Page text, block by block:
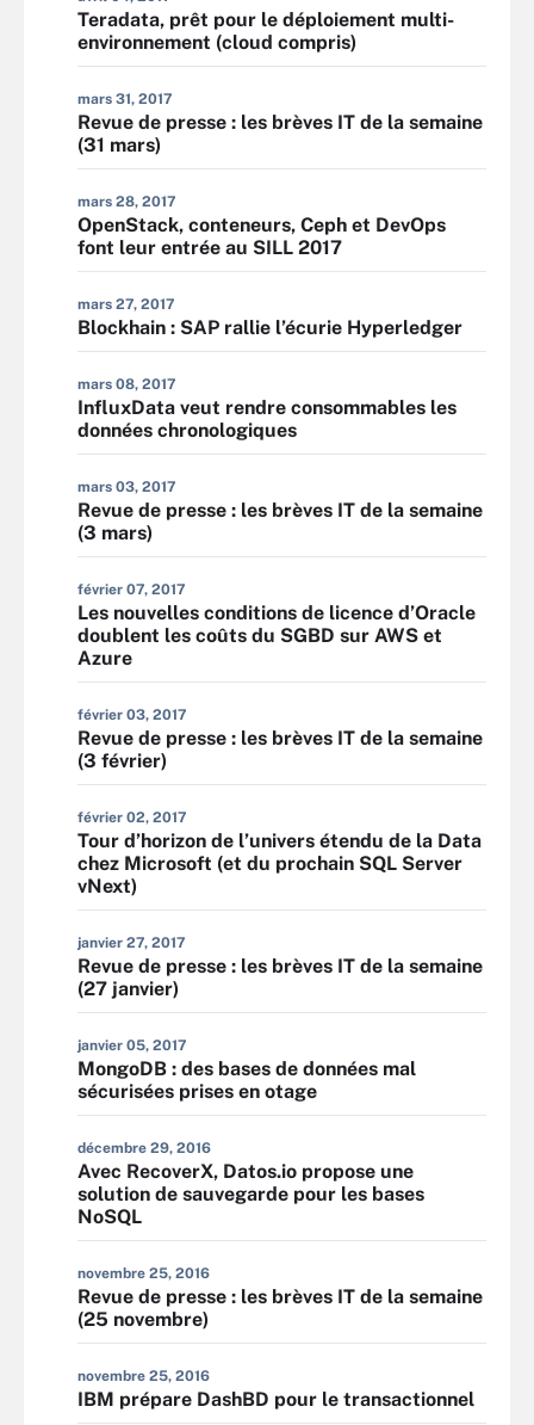
Teradata, prêt pour le déploiement multi-
environnement (cloud compris)
mars 31, 2017
Revue de presse : les brèves IT de la semaine
(31 mars)
mars 28, 2017
OpenStack, conteneurs, Ceph et DevOps
font leur entrée au SILL 2017
mars 27, 2017
Blockhain : SAP rallie l’écurie Hyperledger
mars 08, 2017
InfluxData veut rendre consommables les
données chronologiques
mars 03, 2017
Revue de presse : les brèves IT de la semaine
(3 mars)
février 07, 2017
Les nouvelles conditions de licence d’Oracle
doublent les coûts du SGBD sur AWS et
Azure
février 03, 2017
Revue de presse : les brèves IT de la semaine
(3 février)
février 02, 2017
Tour d’horizon de l’univers étendu de la Data
chez Microsoft (et du prochain SQL Server
vNext)
janvier 27, 2017
Revue de presse : les brèves IT de la semaine
(27 janvier)
janvier 05, 2017
MongoDB : des bases de données mal
sécurisées prises en otage
décembre 29, 2016
Avec RecoverX, Datos.io propose une
solution de sauvegarde pour les bases
NoSQL
novembre 25, 2016
Revue de presse : les brèves IT de la semaine
(25 novembre)
novembre 25, 2016
IBM prépare DashBD pour le transactionnel